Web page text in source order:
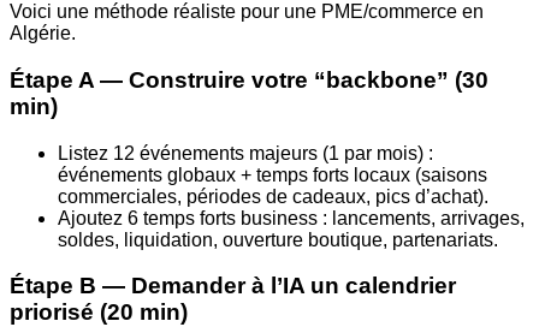
Voici une méthode réaliste pour une PME/commerce en
Algérie.
Étape A — Construire votre “backbone” (30
min)
Listez 12 événements majeurs (1 par mois) :
événements globaux + temps forts locaux (saisons
commerciales, périodes de cadeaux, pics d’achat).
Ajoutez 6 temps forts business : lancements, arrivages,
soldes, liquidation, ouverture boutique, partenariats.
Étape B — Demander à l’IA un calendrier
priorisé (20 min)